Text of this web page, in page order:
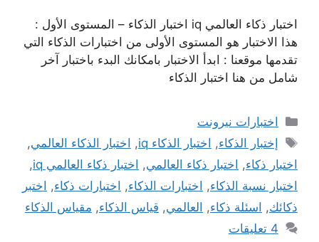
اختبار ذكاء العالمي iq اختبار الذكاء – المستوى الأول :
هذا الاختبار هو المستوى الأولى من اختبارات الذكاء التي
تقدمها موقعنا : ابدأ الاختبار بامكانك البدء باختبار آخر
شامل من هنا اختبار الذكاء
التصنيفات
اختبارات نيرونت
الوسوم
إختبار الذكاء, اختبار الذكاء iq , اختبار الذكاء العالمي,
اختبار ذكاء, اختبار ذكاء العالمي, اختبار ذكاء العالمي iq
,
اختبار نسبة الذكاء, اختبارات الذكاء, اختبارات ذكاء, اختبر
ذكائك, اسئلة ذكاء, العالمي, قياس الذكاء, مقياس الذكاء
4 تعليقات